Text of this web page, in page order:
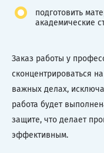
подготовить
академические
Заказ работы у
сконцентрироваться
важных делах,
работа будет
защите, что делает
эффективным.